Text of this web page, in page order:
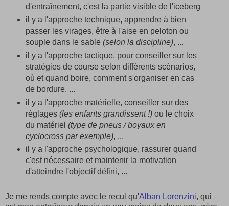
d'entraînement, c'est la partie visible de l'iceberg
il y a l'approche technique, apprendre à bien
passer les virages, être à l'aise en peloton ou
souple dans le sable (selon la discipline), ...
il y a l'approche tactique, pour conseiller sur les
stratégies de course selon différents scénarios,
où et quand boire, comment s'organiser en cas
de bordure, ...
il y a l'approche matérielle, conseiller sur des
réglages (les enfants grandissent !)ou le choix
du matériel (type de pneus / boyaux en
cyclocross par exemple), ...
il y a l'approche psychologique, rassurer quand
c'est nécessaire et maintenir la motivation
d'atteindre l'objectif défini, ...
Je me rends compte avec le recul qu'Alban Lorenzini, qui